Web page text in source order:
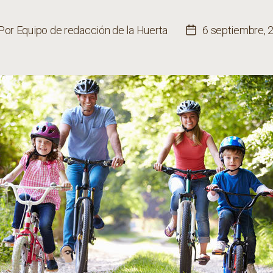
Equipo de redacción de la Huerta
Fecha
entrada
6 septiembre,